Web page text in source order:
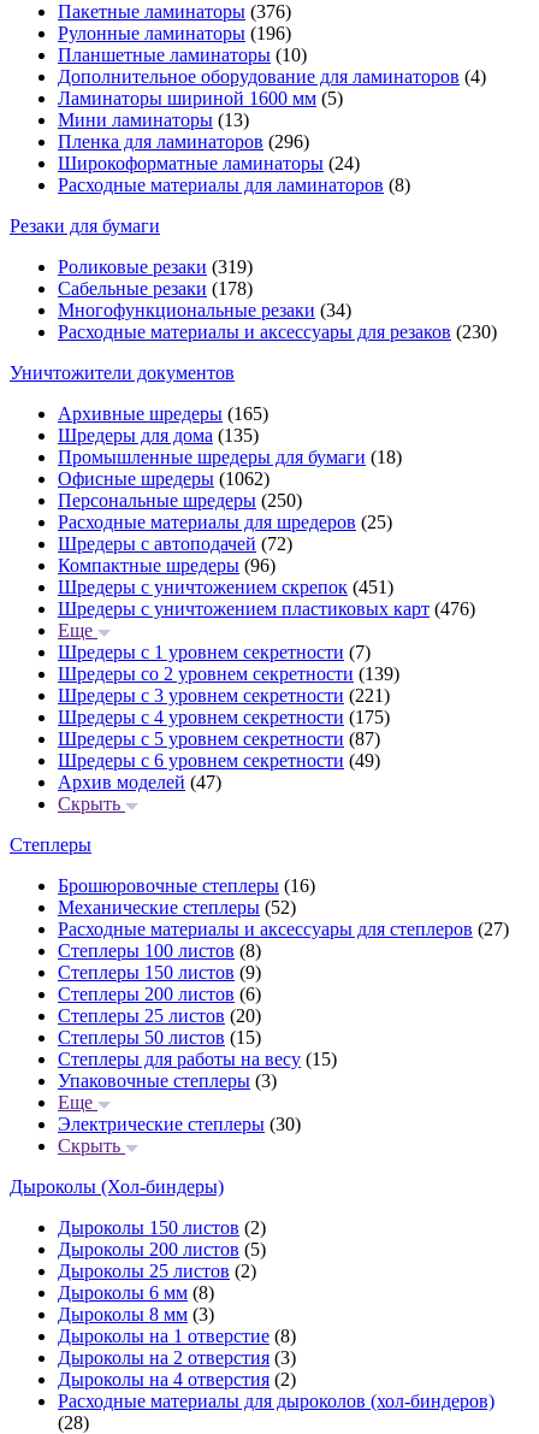
Пакетные ламинаторы (376)
Рулонные ламинаторы (196)
Планшетные ламинаторы (10)
Дополнительное оборудование для ламинаторов (4)
Ламинаторы шириной 1600 мм (5)
Мини ламинаторы (13)
Пленка для ламинаторов (296)
Широкоформатные ламинаторы (24)
Расходные материалы для ламинаторов (8)
Резаки для бумаги
Роликовые резаки (319)
Сабельные резаки (178)
Многофункциональные резаки (34)
Расходные материалы и аксессуары для резаков (230)
Уничтожители документов
Архивные шредеры (165)
Шредеры для дома (135)
Промышленные шредеры для бумаги (18)
Офисные шредеры (1062)
Персональные шредеры (250)
Расходные материалы для шредеров (25)
Шредеры с автоподачей (72)
Компактные шредеры (96)
Шредеры с уничтожением скрепок (451)
Шредеры с уничтожением пластиковых карт (476)
Еще
Шредеры с 1 уровнем секретности (7)
Шредеры со 2 уровнем секретности (139)
Шредеры с 3 уровнем секретности (221)
Шредеры с 4 уровнем секретности (175)
Шредеры с 5 уровнем секретности (87)
Шредеры с 6 уровнем секретности (49)
Архив моделей (47)
Скрыть
Степлеры
Брошюровочные степлеры (16)
Механические степлеры (52)
Расходные материалы и аксессуары для степлеров (27)
Степлеры 100 листов (8)
Степлеры 150 листов (9)
Степлеры 200 листов (6)
Степлеры 25 листов (20)
Степлеры 50 листов (15)
Степлеры для работы на весу (15)
Упаковочные степлеры (3)
Еще
Электрические степлеры (30)
Скрыть
Дыроколы (Хол-биндеры)
Дыроколы 150 листов (2)
Дыроколы 200 листов (5)
Дыроколы 25 листов (2)
Дыроколы 6 мм (8)
Дыроколы 8 мм (3)
Дыроколы на 1 отверстие (8)
Дыроколы на 2 отверстия (3)
Дыроколы на 4 отверстия (2)
Расходные материалы для дыроколов (хол-биндеров)
(28)